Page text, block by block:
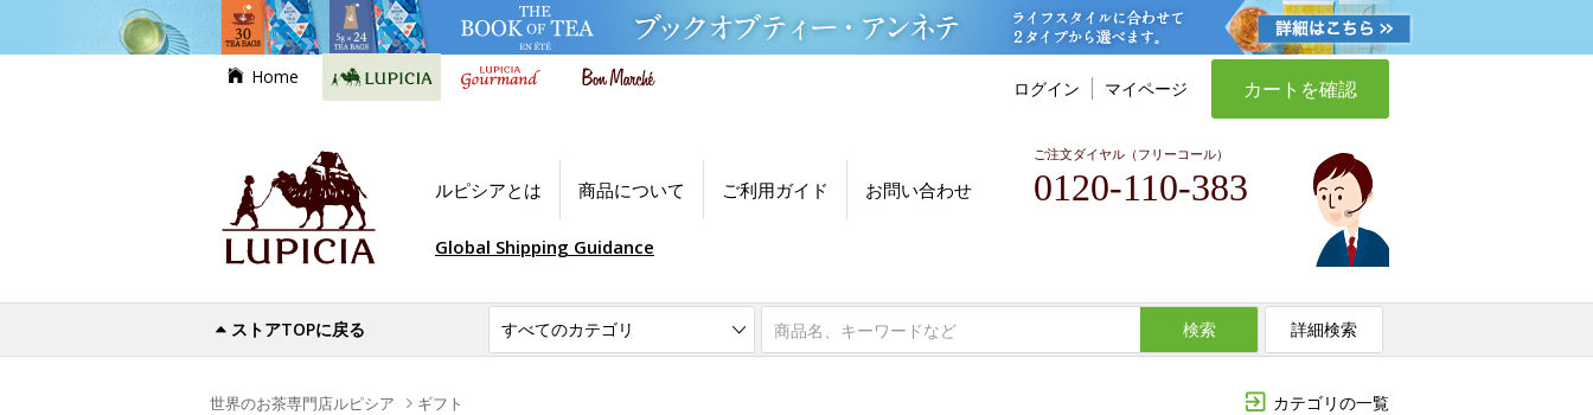
Home
ログイン マイページ カートを確認
ルピシアとは 商品について ご利用ガイド お問い合わせ
ご注文ダイヤル（フリーコール）
0120-110-383
Global Shipping Guidance
ストアTOPに戻る 検索 詳細検索
カテゴリの一覧
世界のお茶専門店ルピシア ギフト